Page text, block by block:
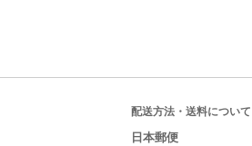
配送方法・送料について
日本郵便